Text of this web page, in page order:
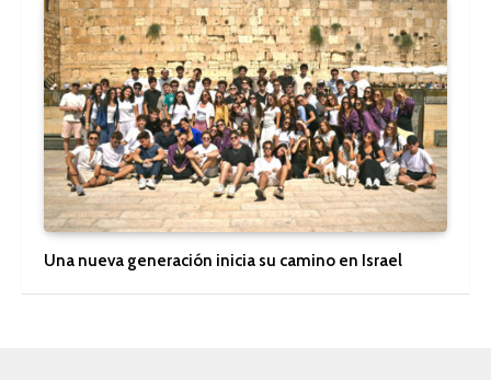
Una nueva generación inicia su camino en Israel